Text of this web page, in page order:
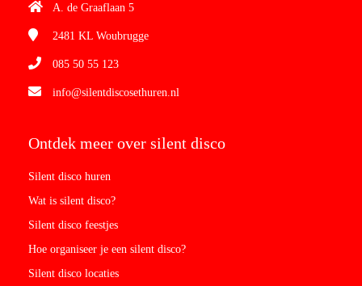
A. de Graaflaan 5
2481 KL Woubrugge
085 50 55 123
info@silentdiscosethuren.nl
Ontdek meer over silent disco
Silent disco huren
Wat is silent disco?
Silent disco feestjes
Hoe organiseer je een silent disco?
Silent disco locaties